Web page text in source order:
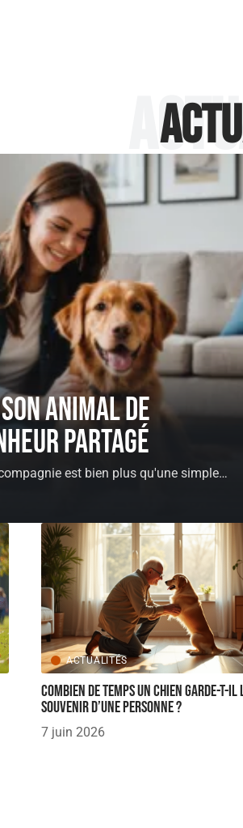
animal de
partagé
est bien plus qu'une simple…
ACTUALITÉS
Combien de temps un chien garde-t-il
souvenir d’une personne ?
7 juin 2026